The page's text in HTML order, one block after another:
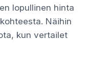
lopullinen hinta
Näihin
kun vertailet